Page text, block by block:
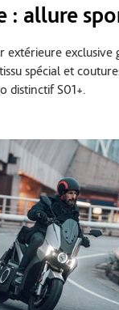
: allure
extérieure exclusive
spécial et
distinctif S01+.